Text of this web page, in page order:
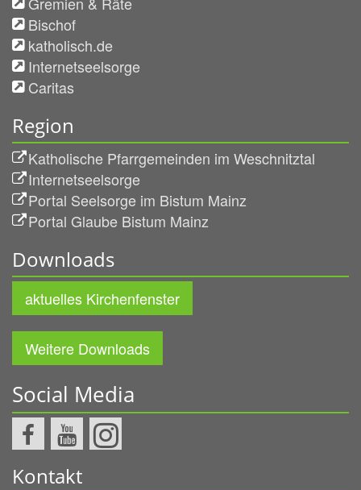
Bischof
katholisch.de
Internetseelsorge
Caritas
Region
Katholische Pfarrgemeinden im Weschnitztal
Internetseelsorge
Portal Seelsorge im Bistum Mainz
Portal Glaube Bistum Mainz
Downloads
aktuelles Kirchenfenster
Weitere Downloads
Social Media
Kontakt